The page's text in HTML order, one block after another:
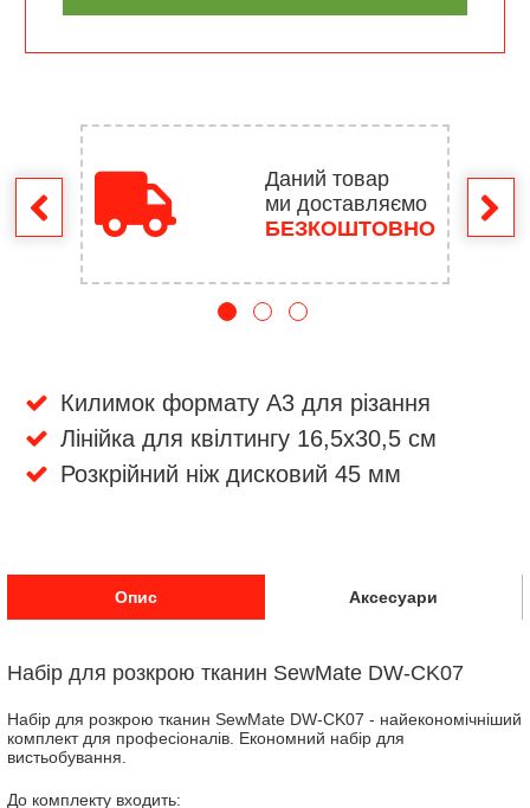
Даний товар
ми доставляємо
БЕЗКОШТОВНО
Килимок формату A3 для різання
Лінійка для квілтингу 16,5х30,5 см
Розкрійний ніж дисковий 45 мм
Опис Аксесуари
Набір для розкрою тканин SewMate DW-CK07
Набір для розкрою тканин SewMate DW-CK07 - найекономічніший
комплект для професіоналів. Економний набір для
вистьобування.
До комплекту входить: